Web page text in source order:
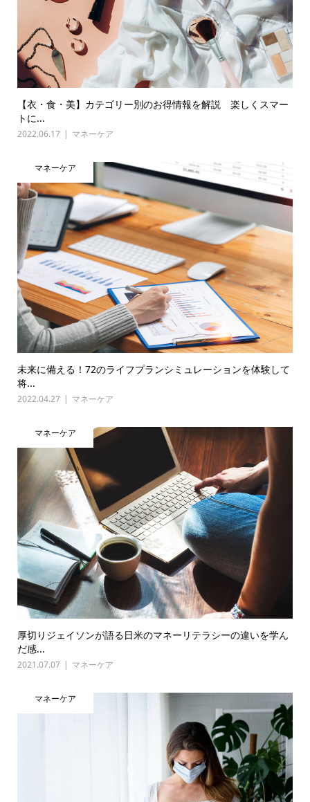
【衣・食・美】カテゴリー別のお得情報を解説 楽しくスマー
トに...
2022.06.17 マネーケア
マネーケア
未来に備える！72のライフプランシミュレーションを体験して
将...
2022.04.27 マネーケア
マネーケア
厚切りジェイソンが語る日米のマネーリテラシーの違いを学ん
だ感...
2021.07.07 マネーケア
マネーケア